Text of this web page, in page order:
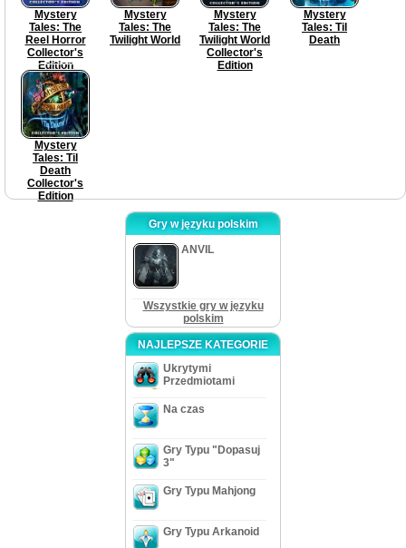
Mystery
Tales: The
Reel Horror
Collector's
Edition
Mystery
Tales: The
Twilight World
Mystery
Tales: The
Twilight World
Collector's
Edition
Mystery
Tales: Til
Death
Mystery
Tales: Til
Death
Collector's
Edition
Gry w języku polskim
ANVIL
Wszystkie gry w języku
polskim
NAJLEPSZE KATEGORIE
Ukrytymi
Przedmiotami
Na czas
Gry Typu "Dopasuj
3"
Gry Typu Mahjong
Gry Typu Arkanoid